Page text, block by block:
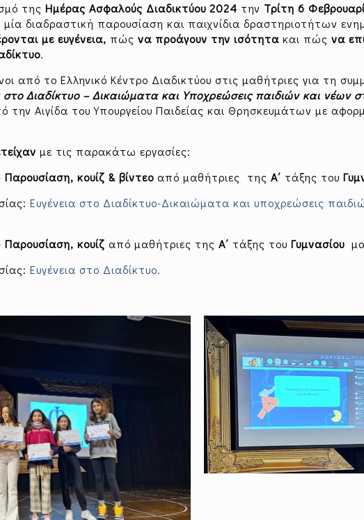
τηςΗμέρας Ασφαλούς Διαδικτύου 2024 την Τρίτη 6
διαδραστική παρουσίαση και παιχνίδια δραστηριοτήτων
με ευγένεια, πώςνα προάγουν την ισότητα και πώςνα
.
από το Ελληνικό Κέντρο Διαδικτύου στις μαθήτριες για τη
στο Διαδίκτυο – Δικαιώματα και Υποχρεώσεις παιδιών και νέων
την Αιγίδα του Υπουργείου Παιδείας και Θρησκευμάτων με
με τις παρακάτω εργασίες:
Παρουσίαση, κουίζ & βίντεο από μαθήτριες τηςΑ΄ τάξης του
Ευγένεια στο Διαδίκτυο-Δικαιώματα και υποχρεώσεις
Παρουσίαση, κουίζαπό μαθήτριες τηςΑ΄ τάξης τουΓυμνασίου
Ευγένεια στο Διαδίκτυο.